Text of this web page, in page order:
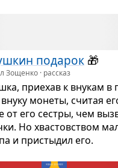
пода­рок 🎁
Зощенко · рассказ
при­е­хав к вну­кам в
монеты, счи­тая
от его сестры, чем
Но хва­стов­ством
и при­сты­дил его.